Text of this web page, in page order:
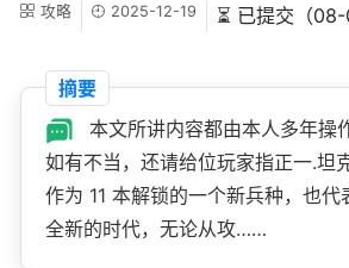
攻略 2025-12-19 ⏳ 已提交（
摘要
本文所讲内容都由本人多年操
如有不当，还请给位玩家指正一.坦
作为 11 本解锁的一个新兵种，也代
全新的时代，无论从攻……